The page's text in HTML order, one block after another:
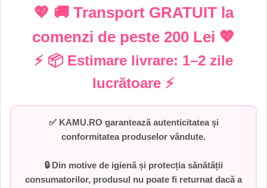
💖 🚚 Transport GRATUIT la
comenzi de peste 200 Lei 💖
⚡ 📦 Estimare livrare: 1–2 zile
lucrătoare ⚡
✅ KAMU.RO garantează autenticitatea și
conformitatea produselor vândute.
🔒 Din motive de igienă și protecția sănătății
consumatorilor, produsul nu poate fi returnat dacă a